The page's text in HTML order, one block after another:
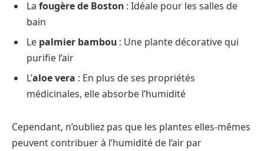
La fougère de Boston : Idéale pour les salles de
bain
Le palmier bambou : Une plante décorative qui
purifie l’air
L’aloe vera : En plus de ses propriétés
médicinales, elle absorbe l’humidité
Cependant, n’oubliez pas que les plantes elles-mêmes
peuvent contribuer à l’humidité de l’air par